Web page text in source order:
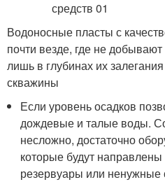
Водоносные пласты с
почти везде, где не
лишь в глубинах их
скважины
Если уровень осадков
дождевые и талые воды.
несложно, достаточно
которые будут
резервуары или ненужные